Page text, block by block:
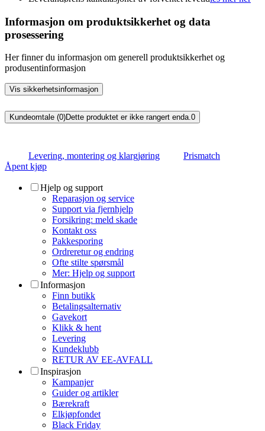
Informasjon om produktsikkerhet og data
prosessering
Her finner du informasjon om generell produktsikkerhet og
produsentinformasjon
Vis sikkerhetsinformasjon
Kundeomtale (0)Dette produktet er ikke rangert enda.0
Levering, montering og klargjøring
Prismatch
Åpent kjøp
Hjelp og support
Reparasjon og service
Support via fjernhjelp
Forsikring: meld skade
Kontakt oss
Pakkesporing
Ordreretur og endring
Ofte stilte spørsmål
Mer: Hjelp og support
Informasjon
Finn butikk
Betalingsalternativ
Gavekort
Klikk & hent
Levering
Kundeklubb
RETUR AV EE-AVFALL
Inspirasjon
Kampanjer
Guider og artikler
Bærekraft
Elkjøpfondet
Black Friday